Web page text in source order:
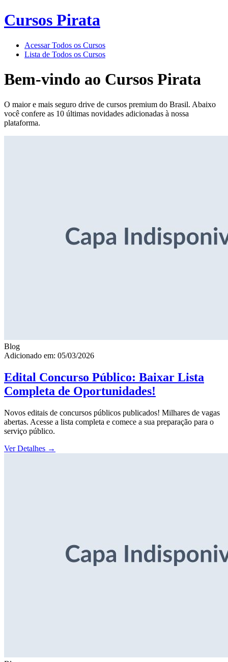
Cursos Pirata
Acessar Todos os Cursos
Lista de Todos os Cursos
Bem-vindo ao Cursos Pirata
O maior e mais seguro drive de cursos premium do Brasil. Abaixo
você confere as 10 últimas novidades adicionadas à nossa
plataforma.
Blog
Adicionado em: 05/03/2026
Edital Concurso Público: Baixar Lista
Completa de Oportunidades!
Novos editais de concursos públicos publicados! Milhares de vagas
abertas. Acesse a lista completa e comece a sua preparação para o
serviço público.
Ver Detalhes →